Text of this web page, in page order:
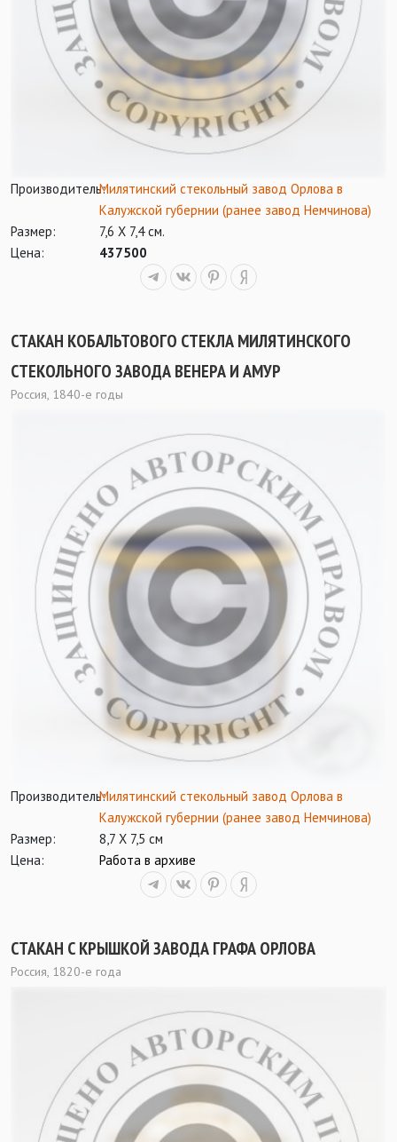
Производитель:Милятинский стекольный завод Орлова в
Калужской губернии (ранее завод Немчинова)
Размер:
7,6 Х 7,4 см.
Цена:
437500
СТАКАН КОБАЛЬТОВОГО СТЕКЛА МИЛЯТИНСКОГО
СТЕКОЛЬНОГО ЗАВОДА ВЕНЕРА И АМУР
Россия, 1840-е годы
Производитель:Милятинский стекольный завод Орлова в
Калужской губернии (ранее завод Немчинова)
Размер:
8,7 Х 7,5 см
Цена:
Работа в архиве
СТАКАН С КРЫШКОЙ ЗАВОДА ГРАФА ОРЛОВА
Россия, 1820-е года